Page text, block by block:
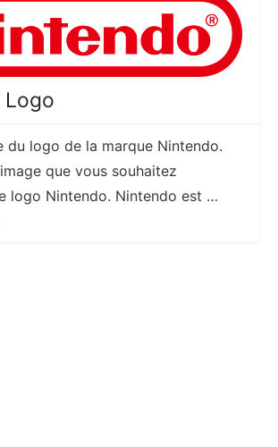
Logo
du logo de la marque Nintendo.
que vous souhaitez
logo Nintendo. Nintendo est …